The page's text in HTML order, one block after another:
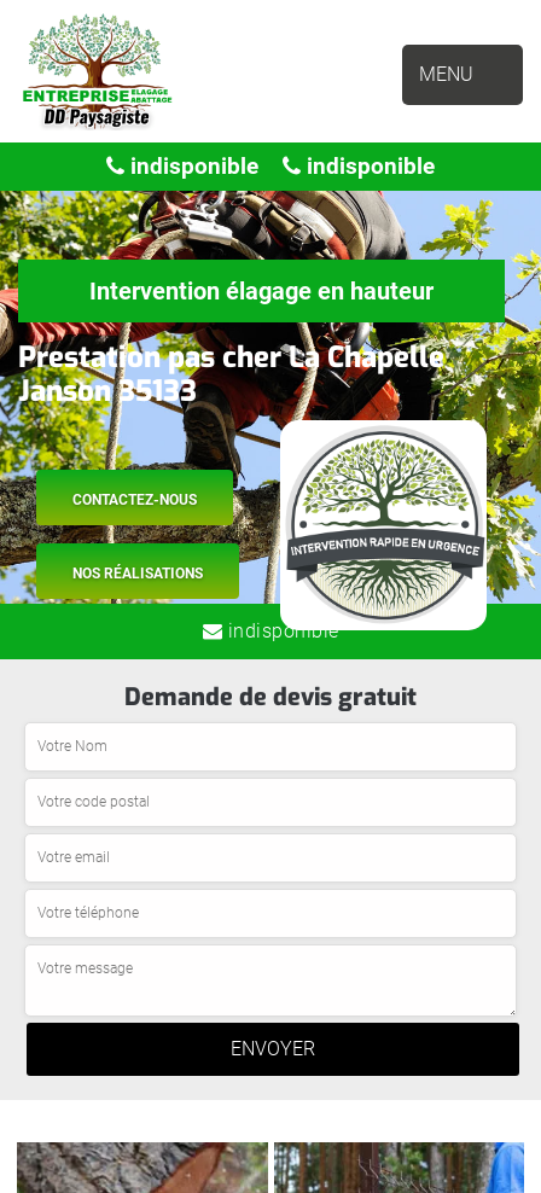
MENU
indisponible indisponible
Intervention élagage en hauteur
Prestation pas cher La Chapelle
Janson 35133
CONTACTEZ-NOUS
NOS RÉALISATIONS
indisponible
Demande de devis gratuit